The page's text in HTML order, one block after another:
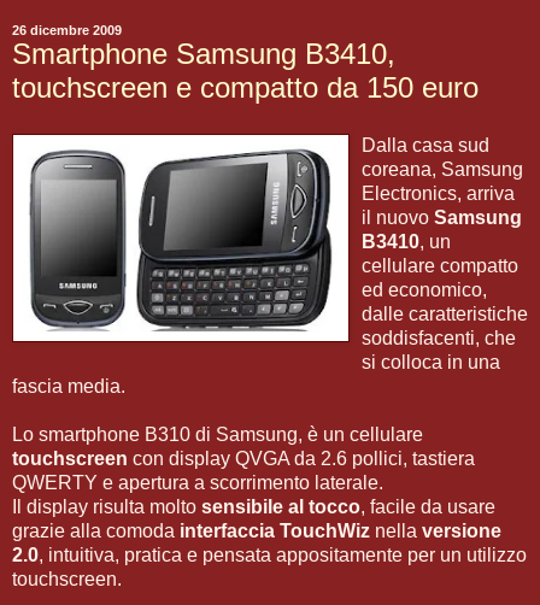
26 dicembre 2009
Smartphone Samsung B3410,
touchscreen e compatto da 150 euro
Dalla casa sud
coreana, Samsung
Electronics, arriva
il nuovo Samsung
B3410, un
cellulare compatto
ed economico,
dalle caratteristiche
soddisfacenti, che
si colloca in una
fascia media.
Lo smartphone B310 di Samsung, è un cellulare
touchscreen con display QVGA da 2.6 pollici, tastiera
QWERTY e apertura a scorrimento laterale.
Il display risulta molto sensibile al tocco, facile da usare
grazie alla comoda interfaccia TouchWiz nella versione
2.0, intuitiva, pratica e pensata appositamente per un utilizzo
touchscreen.